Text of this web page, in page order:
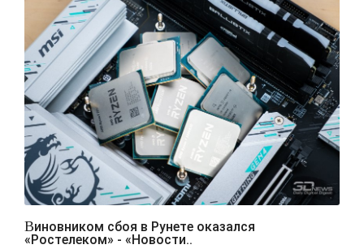
Виновником сбоя в Рунете оказался
«Ростелеком» - «Новости..